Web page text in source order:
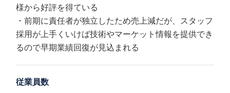
様から好評を得ている
・前期に責任者が独立したため売上減だが、スタッフ
採用が上手くいけば技術やマーケット情報を提供でき
るので早期業績回復が見込まれる
従業員数